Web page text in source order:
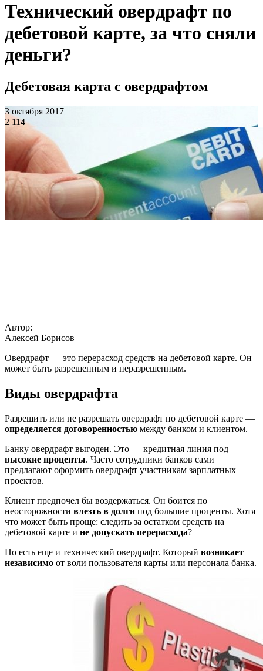
Технический овердрафт по
дебетовой карте, за что сняли
деньги?
Дебетовая карта с овердрафтом
3 октября 2017
2 114
Автор:
Алексей Борисов
Овердрафт — это перерасход средств на дебетовой карте. Он
может быть разрешенным и неразрешенным.
Виды овердрафта
Разрешить или не разрешать овердрафт по дебетовой карте —
определяется договоренностью между банком и клиентом.
Банку овердрафт выгоден. Это — кредитная линия под
высокие проценты. Часто сотрудники банков сами
предлагают оформить овердрафт участникам зарплатных
проектов.
Клиент предпочел бы воздержаться. Он боится по
неосторожности влезть в долги под большие проценты. Хотя
что может быть проще: следить за остатком средств на
дебетовой карте и не допускать перерасхода?
Но есть еще и технический овердрафт. Который возникает
независимо от воли пользователя карты или персонала банка.